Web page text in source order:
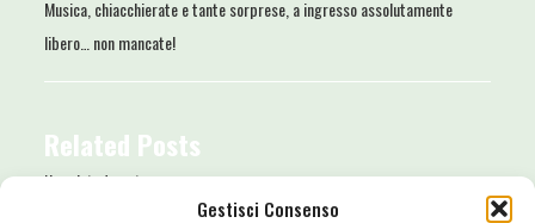
Gestisci Consenso
Musica, chiacchierate e tante sorprese, a ingresso assolutamente
libero… non mancate!
Related Posts
No related posts.